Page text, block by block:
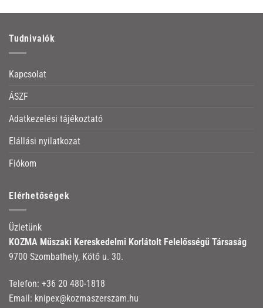
Tudnivalók
Kapcsolat
ÁSZF
Adatkezelési tájékoztató
Elállási nyilatkozat
Fiókom
Elérhetőségek
Üzletünk
KOZMA Műszaki Kereskedelmi Korlátolt Felelősségű Társaság
9700 Szombathely, Kötő u. 30.
Telefon: +36 20 480-1818
Email: knipex@kozmaszerszam.hu